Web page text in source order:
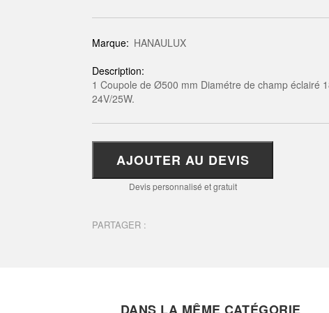
Marque: HANAULUX
Description:
1 Coupole de Ø500 mm Diamétre de champ éclairé
24V/25W.
AJOUTER AU DEVIS
Devis personnalisé et gratuit
PARTAGER :